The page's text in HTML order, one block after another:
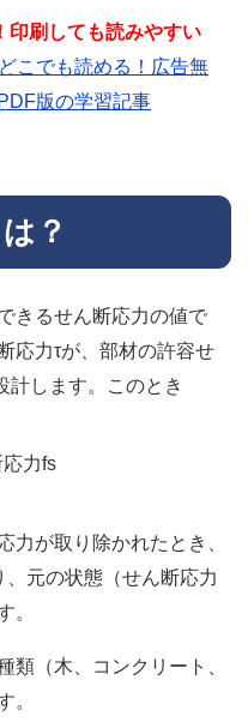
印刷しても読みやすい
こでも読める！広告無
版の学習記事
？
きるせん断応力の値で
応力τが、部材の許容せ
計します。このとき
力fs
力が取り除かれたとき、
元の状態（せん断応力
。
類（木、コンクリート、
。